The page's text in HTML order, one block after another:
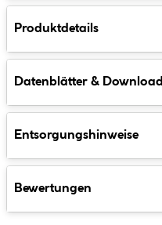
Produktdetails
Datenblätter &
Entsorgungshinweise
Bewertungen